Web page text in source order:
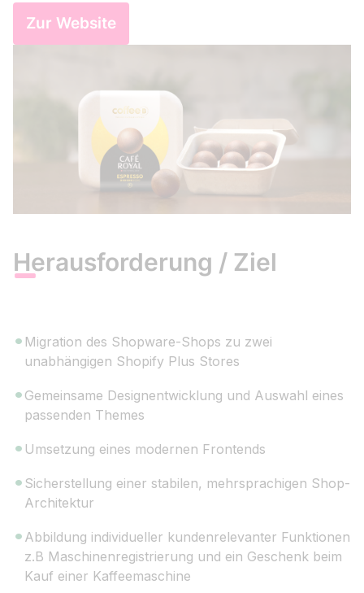
Zur Website
Herausforderung / Ziel
Migration des Shopware-Shops zu zwei
unabhängigen Shopify Plus Stores
Gemeinsame Designentwicklung und Auswahl eines
passenden Themes
Umsetzung eines modernen Frontends
Sicherstellung einer stabilen, mehrsprachigen Shop-
Architektur
Abbildung individueller kundenrelevanter Funktionen
z.B Maschinenregistrierung und ein Geschenk beim
Kauf einer Kaffeemaschine